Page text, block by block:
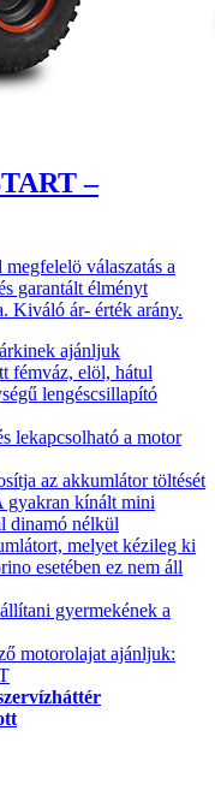
–
válaszatás a
garantált élményt
Kiváló ár- érték arány.
ajánljuk
fémváz, elöl, hátul
lengéscsillapító
lekapcsolható a motor
az akkumlátor töltését
gyakran kínált mini
dinamó nélkül
melyet kézileg ki
esetében ez nem áll
gyermekének a
motorolajat ajánljuk: